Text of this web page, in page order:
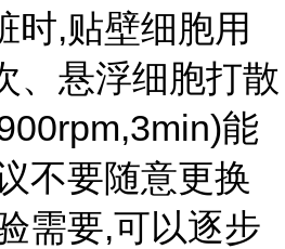
时,贴壁细胞用
、悬浮细胞打散
能
不要随意更换
需要,可以逐步